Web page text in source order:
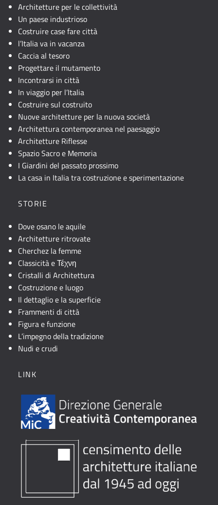
Architetture per le collettività
Un paese industrioso
Costruire case fare città
l’Italia va in vacanza
Caccia al tesoro
Progettare il mutamento
Incontrarsi in città
In viaggio per l’Italia
Costruire sul costruito
Nuove architetture per la nuova società
Architettura contemporanea nel paesaggio
Architetture Riflesse
Spazio Sacro e Memoria
I Giardini del passato prossimo
La casa in Italia tra costruzione e sperimentazione
STORIE
Dove osano le aquile
Architetture ritrovate
Cherchez la femme
Classicità e Τέχνη
Cristalli di Architettura
Costruzione e luogo
Il dettaglio e la superficie
Frammenti di città
Figura e funzione
L’impegno della tradizione
Nudi e crudi
LINK